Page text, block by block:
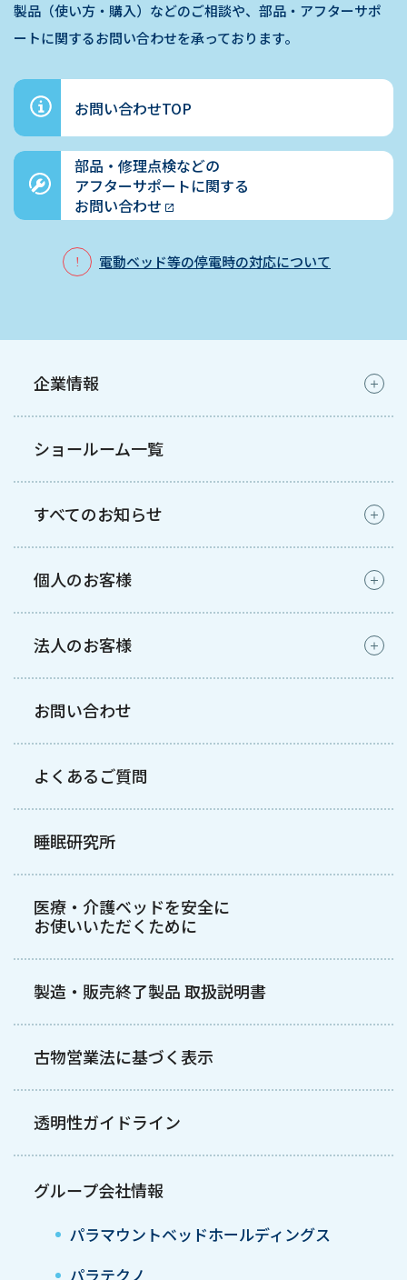
製品（使い方・購入）などのご相談や、部品・アフターサポ
ートに関するお問い合わせを承っております。
お問い合わせTOP
部品・修理点検などの
アフターサポートに関する
お問い合わせ
電動ベッド等の停電時の対応について
企業情報
ショールーム一覧
すべてのお知らせ
個人のお客様
法人のお客様
お問い合わせ
よくあるご質問
睡眠研究所
医療・介護ベッドを安全に
お使いいただくために
製造・販売終了製品 取扱説明書
古物営業法に基づく表示
透明性ガイドライン
グループ会社情報
パラマウントベッドホールディングス
パラテクノ